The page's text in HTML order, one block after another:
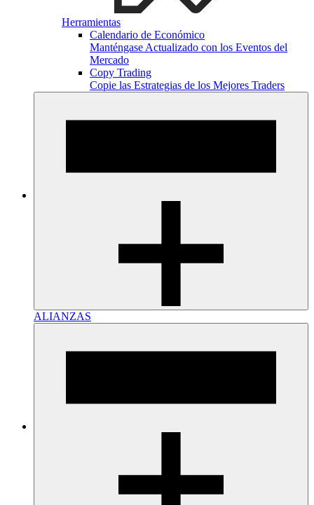
Herramientas
Calendario de Económico
Manténgase Actualizado con los Eventos del
Mercado
Copy Trading
Copie las Estrategias de los Mejores Traders
ALIANZAS